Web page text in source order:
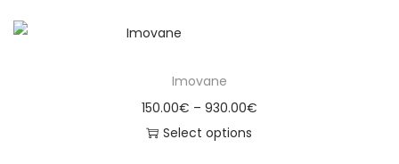
Imovane
150.00€ – 930.00€
Select options